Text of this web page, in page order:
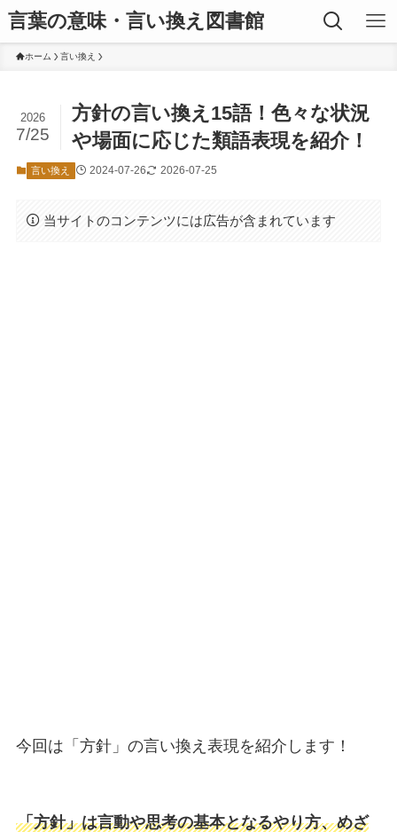
言葉の意味・言い換え図書館
ホーム 言い換え
方針の言い換え15語！色々な状況
や場面に応じた類語表現を紹介！
2026
7/25
言い換え 2024-07-26 2026-07-25
当サイトのコンテンツには広告が含まれています
今回は「方針」の言い換え表現を紹介します！
「方針」は言動や思考の基本となるやり方、めざ